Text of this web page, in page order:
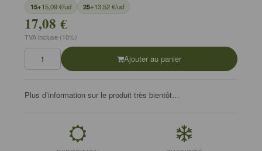
15+15,09 €/ud 25+13,52 €/ud
17,08 €
TVA incluse (10%)
Ajouter au panier
Plus d’information sur le produit très bientôt…